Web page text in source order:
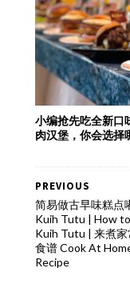
小编抢先吃全新口
肉汉堡，你会选择
PREVIOUS
简易做古早味糕点
Kuih Tutu | How
Kuih Tutu | 来煮家
食谱 Cook At
Recipe